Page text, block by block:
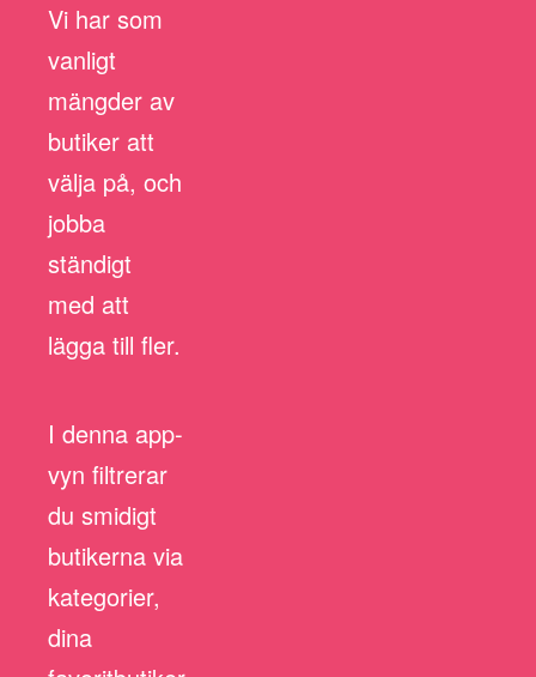
Vi har som
vanligt
mängder av
butiker att
välja på, och
jobba
ständigt
med att
lägga till fler.
I denna app-
vyn filtrerar
du smidigt
butikerna via
kategorier,
dina